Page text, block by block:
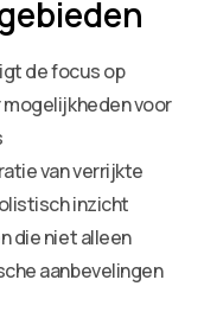
de focus op
mogelijkheden voor
van verrijkte
inzicht
die niet alleen
aanbevelingen